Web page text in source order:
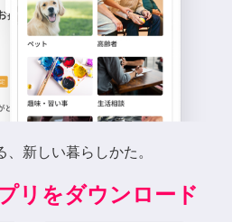
、新しい暮らしかた。
リをダウンロード